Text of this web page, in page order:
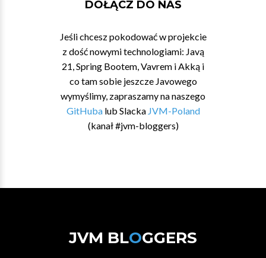
DOŁĄCZ DO NAS
Jeśli chcesz pokodować w projekcie
z dość nowymi technologiami: Javą
21, Spring Bootem, Vavrem i Akką i
co tam sobie jeszcze Javowego
wymyślimy, zapraszamy na naszego
GitHubalub Slacka JVM-Poland
(kanał #jvm-bloggers)
JVM BLOGGERS